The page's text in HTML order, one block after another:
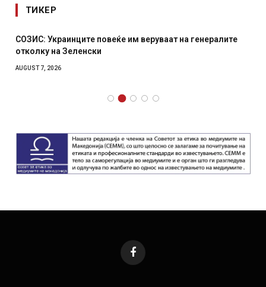
ТИКЕР
СОЗИС: Украинците повеќе им веруваат на генералите
отколку на Зеленски
AUGUST 7, 2026
Facebook